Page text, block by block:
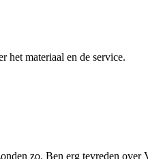
het materiaal en de service.
zo. Ben erg tevreden